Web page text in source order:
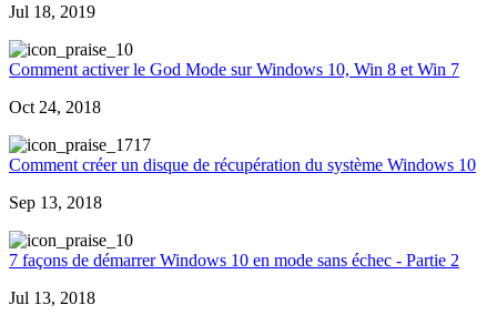
Jul 18, 2019
0
Comment activer le God Mode sur Windows 10, Win 8 et Win 7
Oct 24, 2018
717
Comment créer un disque de récupération du système Windows 10
Sep 13, 2018
0
7 façons de démarrer Windows 10 en mode sans échec - Partie 2
Jul 13, 2018